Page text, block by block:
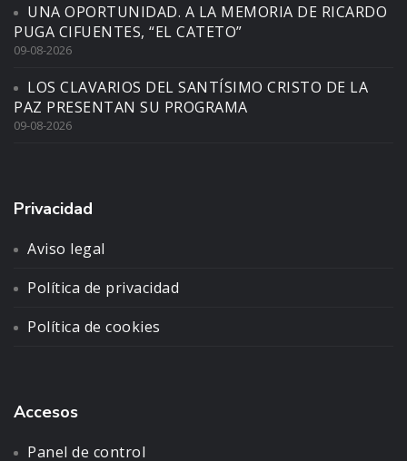
UNA OPORTUNIDAD. A LA MEMORIA DE RICARDO
PUGA CIFUENTES, “EL CATETO”
09-08-2026
LOS CLAVARIOS DEL SANTÍSIMO CRISTO DE LA
PAZ PRESENTAN SU PROGRAMA
09-08-2026
Privacidad
Aviso legal
Política de privacidad
Política de cookies
Accesos
Panel de control